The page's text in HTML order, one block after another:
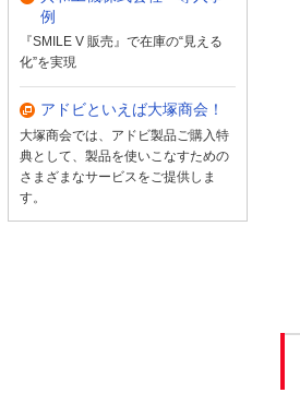
例
『SMILE V 販売』で在庫の“見える
化”を実現
アドビといえば大塚商会！
大塚商会では、アドビ製品ご購入特
典として、製品を使いこなすための
さまざまなサービスをご提供しま
す。